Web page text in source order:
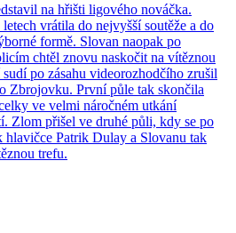
na hřišti ligového nováčka.
vrátila do nejvyšší soutěže a do
formě. Slovan naopak po
chtěl znovu naskočit na vítěznou
po zásahu videorozhodčího zrušil
Zbrojovku. První půle tak skončila
ve velmi náročném utkání
Zlom přišel ve druhé půli, kdy se po
hlavičce Patrik Dulay a Slovanu tak
trefu.